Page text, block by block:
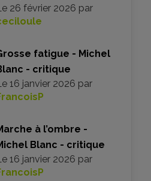
26 février 2026 par
fatigue - Michel
- critique
16 janvier 2026 par
à l’ombre -
Blanc - critique
16 janvier 2026 par